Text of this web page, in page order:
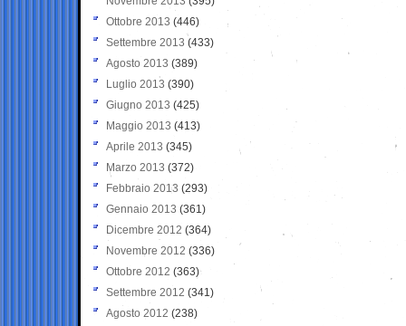
Ottobre 2013 (446)
Settembre 2013 (433)
Agosto 2013 (389)
Luglio 2013 (390)
Giugno 2013 (425)
Maggio 2013 (413)
Aprile 2013 (345)
Marzo 2013 (372)
Febbraio 2013 (293)
Gennaio 2013 (361)
Dicembre 2012 (364)
Novembre 2012 (336)
Ottobre 2012 (363)
Settembre 2012 (341)
Agosto 2012 (238)